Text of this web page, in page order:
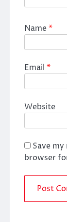
Name*
Email *
Website
Save
browser